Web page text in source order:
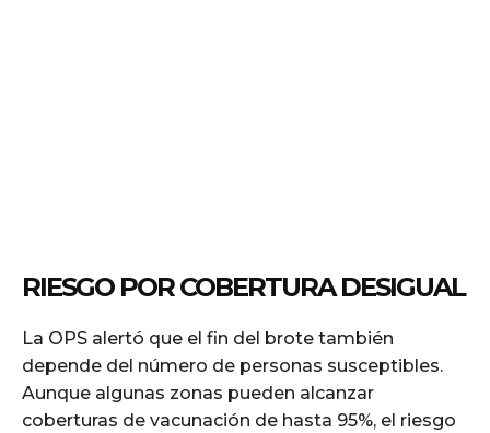
RIESGO POR COBERTURA DESIGUAL
La OPS alertó que el fin del brote también
depende del número de personas susceptibles.
Aunque algunas zonas pueden alcanzar
coberturas de vacunación de hasta 95%, el riesgo